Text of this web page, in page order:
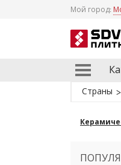
Мой город:
Страны